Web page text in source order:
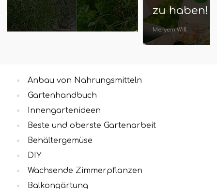
zu haben!
Meryem Will
Anbau von Nahrungsmitteln
Gartenhandbuch
Innengartenideen
Beste und oberste Gartenarbeit
Behältergemüse
DIY
Wachsende Zimmerpflanzen
Balkongärtung